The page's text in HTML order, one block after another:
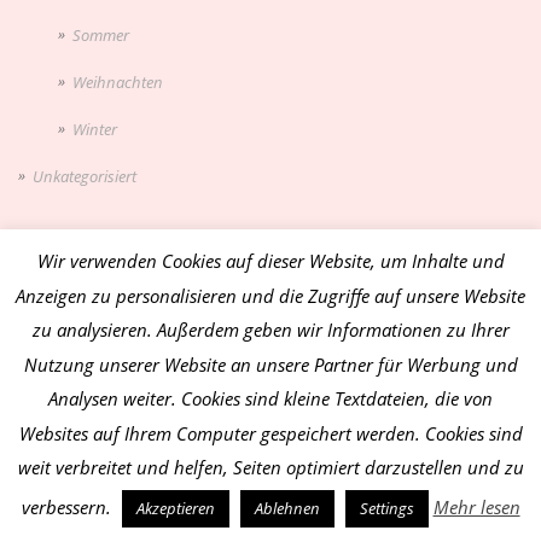
Sommer
Weihnachten
Winter
Unkategorisiert
WAS SUCHST DU?
DIREKT IM SHOP SUCHEN
Wir verwenden Cookies auf dieser Website, um Inhalte und
Anzeigen zu personalisieren und die Zugriffe auf unsere Website
zu analysieren. Außerdem geben wir Informationen zu Ihrer
Nutzung unserer Website an unsere Partner für Werbung und
Analysen weiter. Cookies sind kleine Textdateien, die von
Websites auf Ihrem Computer gespeichert werden. Cookies sind
weit verbreitet und helfen, Seiten optimiert darzustellen und zu
verbessern.
Akzeptieren Ablehnen Settings Mehr lesen